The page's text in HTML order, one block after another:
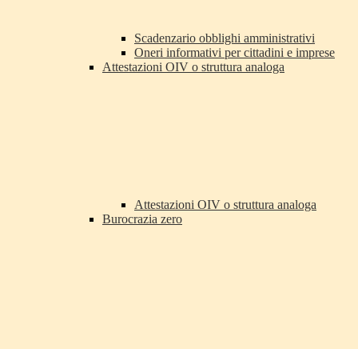
Scadenzario obblighi amministrativi
Oneri informativi per cittadini e imprese
Attestazioni OIV o struttura analoga
Attestazioni OIV o struttura analoga
Burocrazia zero